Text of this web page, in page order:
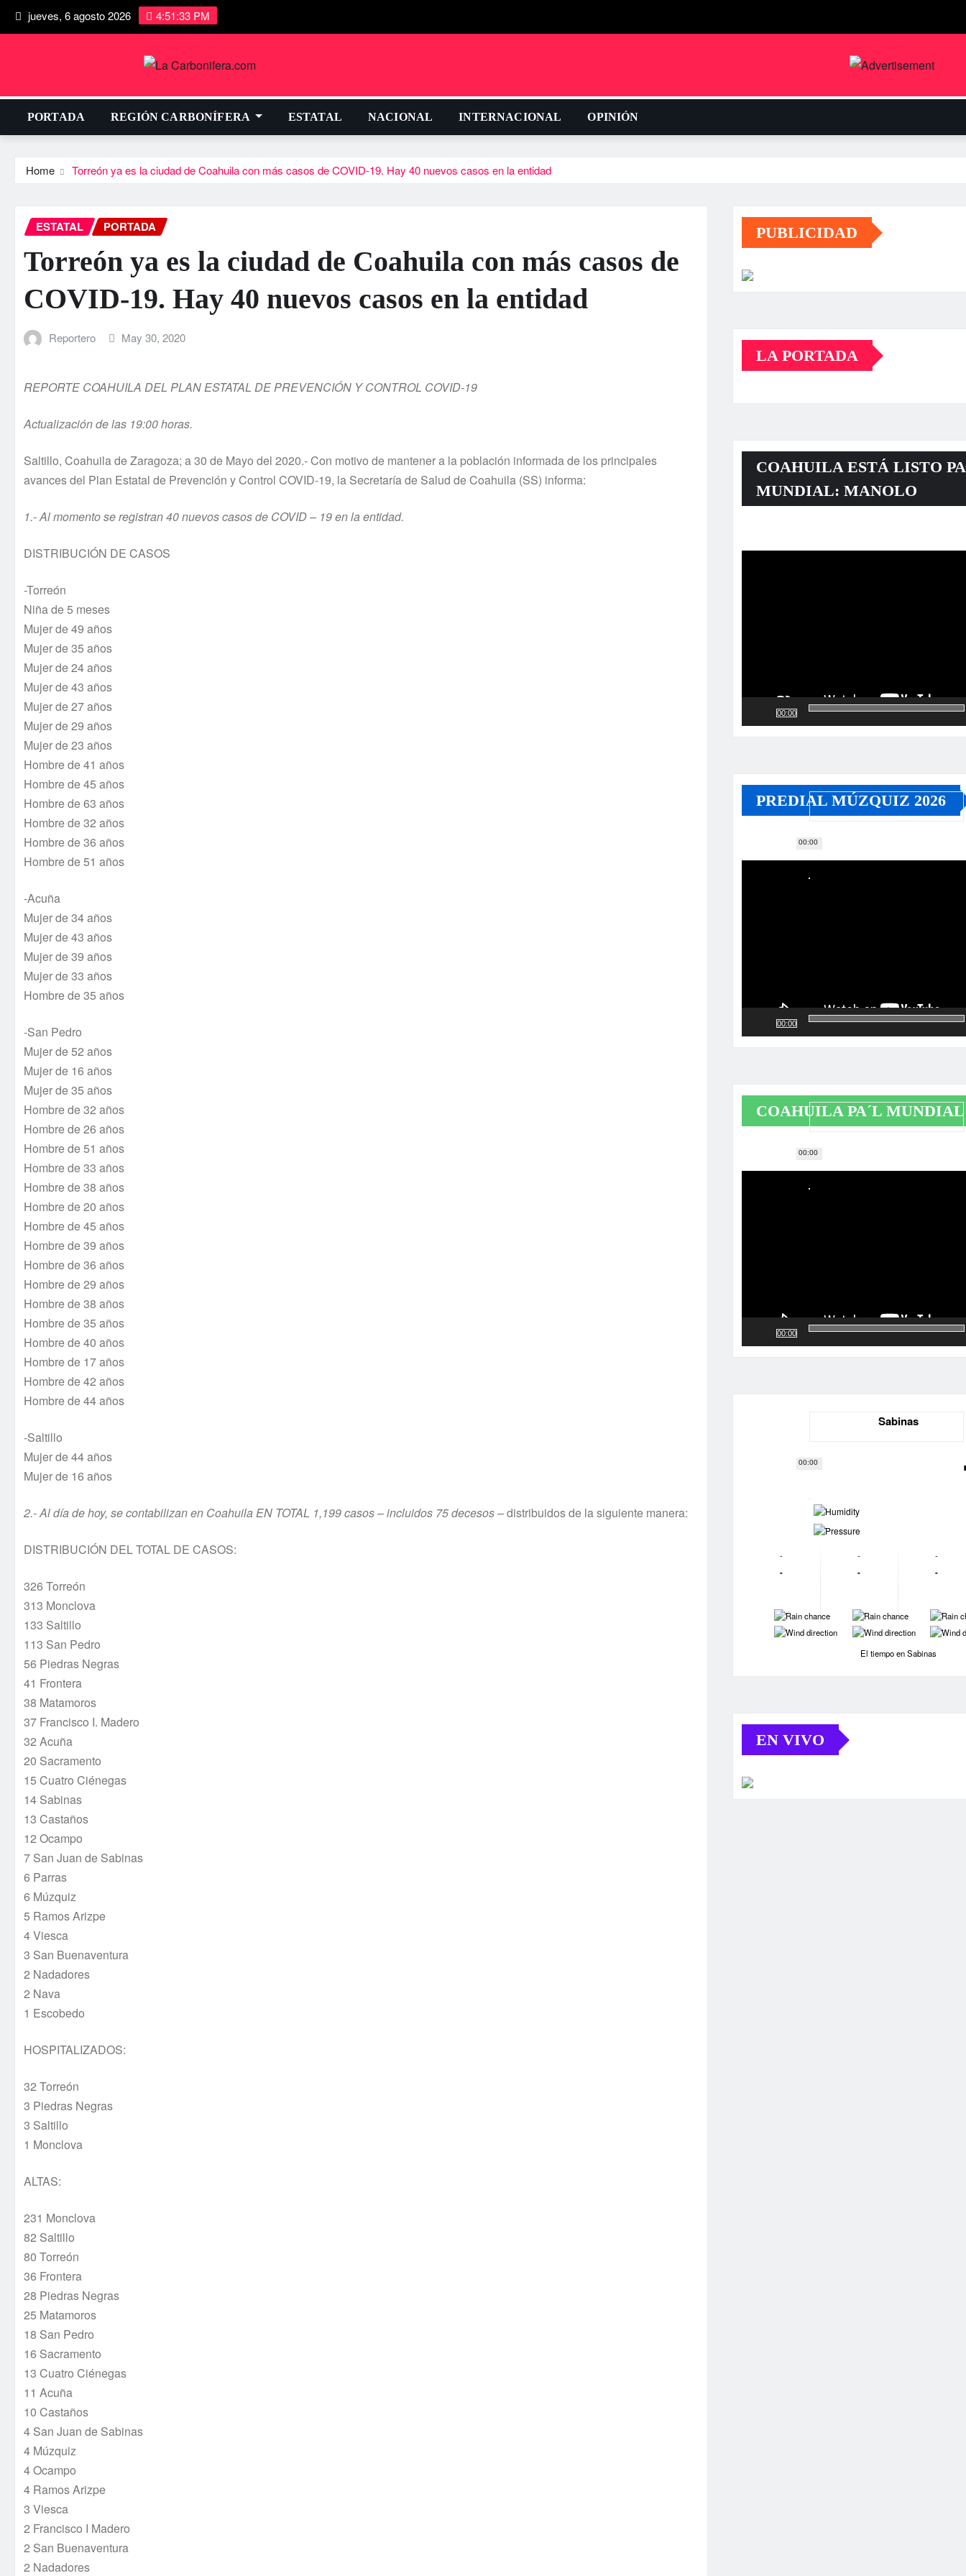
jueves, 6 agosto 2026 4:51:34 PM
PORTADA REGIÓN CARBONÍFERA ESTATAL NACIONAL INTERNACIONAL OPINIÓN
Home Torreón ya es la ciudad de Coahuila con más casos de COVID-19. Hay 40 nuevos casos en la entidad
ESTATAL PORTADA
Torreón ya es la ciudad de Coahuila con más casos de
COVID-19. Hay 40 nuevos casos en la entidad
Reportero May 30, 2020
REPORTE COAHUILA DEL PLAN ESTATAL DE PREVENCIÓN Y CONTROL COVID-19
Actualización de las 19:00 horas.
Saltillo, Coahuila de Zaragoza; a 30 de Mayo del 2020.- Con motivo de mantener a la población informada de los principales
avances del Plan Estatal de Prevención y Control COVID-19, la Secretaría de Salud de Coahuila (SS) informa:
1.- Al momento se registran 40 nuevos casos de COVID – 19 en la entidad.
DISTRIBUCIÓN DE CASOS
-Torreón
Niña de 5 meses
Mujer de 49 años
Mujer de 35 años
Mujer de 24 años
Mujer de 43 años
Mujer de 27 años
Mujer de 29 años
Mujer de 23 años
Hombre de 41 años
Hombre de 45 años
Hombre de 63 años
Hombre de 32 años
Hombre de 36 años
Hombre de 51 años
-Acuña
Mujer de 34 años
Mujer de 43 años
Mujer de 39 años
Mujer de 33 años
Hombre de 35 años
-San Pedro
Mujer de 52 años
Mujer de 16 años
Mujer de 35 años
Hombre de 32 años
Hombre de 26 años
Hombre de 51 años
Hombre de 33 años
Hombre de 38 años
Hombre de 20 años
Hombre de 45 años
Hombre de 39 años
Hombre de 36 años
Hombre de 29 años
Hombre de 38 años
Hombre de 35 años
Hombre de 40 años
Hombre de 17 años
Hombre de 42 años
Hombre de 44 años
-Saltillo
Mujer de 44 años
Mujer de 16 años
2.- Al día de hoy, se contabilizan en Coahuila EN TOTAL 1,199 casos – incluidos 75 decesos –distribuidos de la siguiente manera:
DISTRIBUCIÓN DEL TOTAL DE CASOS:
326 Torreón
313 Monclova
133 Saltillo
113 San Pedro
56 Piedras Negras
41 Frontera
38 Matamoros
37 Francisco I. Madero
32 Acuña
20 Sacramento
15 Cuatro Ciénegas
14 Sabinas
13 Castaños
12 Ocampo
7 San Juan de Sabinas
6 Parras
6 Múzquiz
5 Ramos Arizpe
4 Viesca
3 San Buenaventura
2 Nadadores
2 Nava
1 Escobedo
HOSPITALIZADOS:
32 Torreón
3 Piedras Negras
3 Saltillo
1 Monclova
ALTAS:
231 Monclova
82 Saltillo
80 Torreón
36 Frontera
28 Piedras Negras
25 Matamoros
18 San Pedro
16 Sacramento
13 Cuatro Ciénegas
11 Acuña
10 Castaños
4 San Juan de Sabinas
4 Múzquiz
4 Ocampo
4 Ramos Arizpe
3 Viesca
2 Francisco I Madero
2 San Buenaventura
2 Nadadores
PUBLICIDAD
LA PORTADA
COAHUILA ESTÁ LISTO
MUNDIAL: MANOLO
00:00
00:00
PREDIAL MÚZQUIZ 2026
Reproductor
00:00
00:00
COAHUILA PA´L MUNDIAL
Reproductor
00:00
00:00
Sabinas
-
-
-
-
-
-
-
-
-
-
-
-
-
-
El tiempo en Sabinas
EN VIVO